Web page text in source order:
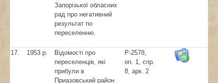
Запорізької обласних
рад про негативний
результат по
переселенню.
17. 1953 р.
Відомості про
переселенців, які
прибули в
Приазовський район
Р-2578,
оп. 1, спр.
8, арк. 2